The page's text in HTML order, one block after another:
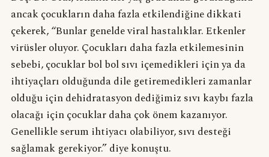
ancak çocukların daha fazla etkilendiğine dikkati
çekerek, “Bunlar genelde viral hastalıklar. Etkenler
virüsler oluyor. Çocukları daha fazla etkilemesinin
sebebi, çocuklar bol bol sıvı içemedikleri için ya da
ihtiyaçları olduğunda dile getiremedikleri zamanlar
olduğu için dehidratasyon dediğimiz sıvı kaybı fazla
olacağı için çocuklar daha çok önem kazanıyor.
Genellikle serum ihtiyacı olabiliyor, sıvı desteği
sağlamak gerekiyor.” diye konuştu.